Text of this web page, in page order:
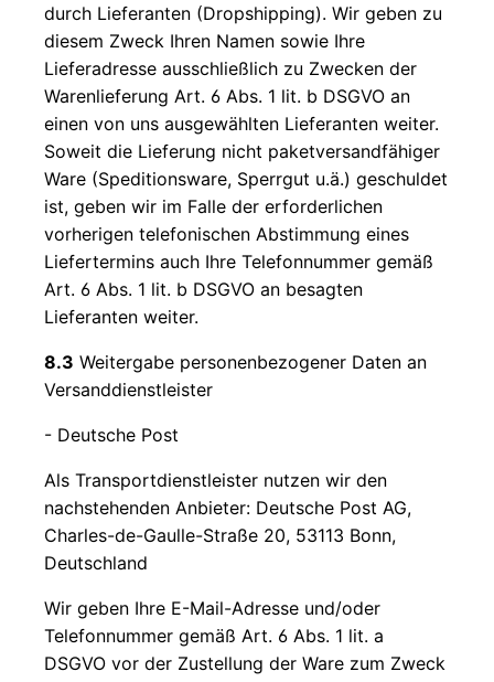
durch Lieferanten (Dropshipping). Wir geben zu
diesem Zweck Ihren Namen sowie Ihre
Lieferadresse ausschließlich zu Zwecken der
Warenlieferung Art. 6 Abs. 1 lit. b DSGVO an
einen von uns ausgewählten Lieferanten weiter.
Soweit die Lieferung nicht paketversandfähiger
Ware (Speditionsware, Sperrgut u.ä.) geschuldet
ist, geben wir im Falle der erforderlichen
vorherigen telefonischen Abstimmung eines
Liefertermins auch Ihre Telefonnummer gemäß
Art. 6 Abs. 1 lit. b DSGVO an besagten
Lieferanten weiter.
8.3 Weitergabe personenbezogener Daten an
Versanddienstleister
- Deutsche Post
Als Transportdienstleister nutzen wir den
nachstehenden Anbieter: Deutsche Post AG,
Charles-de-Gaulle-Straße 20, 53113 Bonn,
Deutschland
Wir geben Ihre E-Mail-Adresse und/oder
Telefonnummer gemäß Art. 6 Abs. 1 lit. a
DSGVO vor der Zustellung der Ware zum Zweck